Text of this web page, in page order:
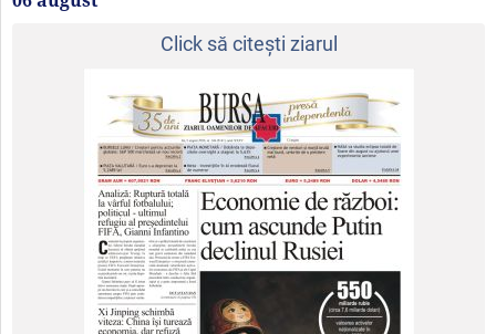
Click să citeşti ziarul